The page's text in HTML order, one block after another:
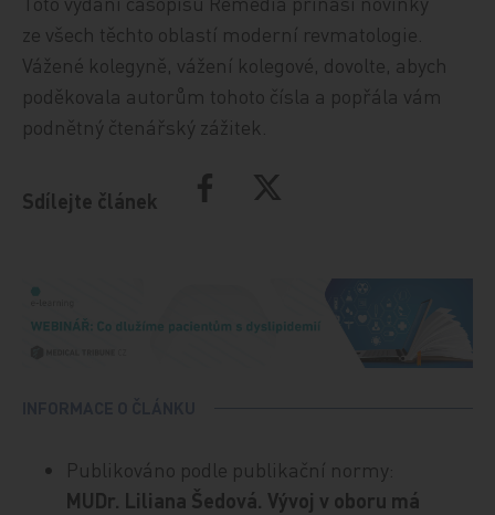
ze všech těchto oblastí moderní revmatologie.
Vážené kolegyně, vážení kolegové, dovolte, abych
poděkovala autorům tohoto čísla a popřála vám
podnětný čtenářský zážitek.
Sdílejte článek
Publikováno podle publikační normy:
MUDr. Liliana Šedová. Vývoj v oboru má